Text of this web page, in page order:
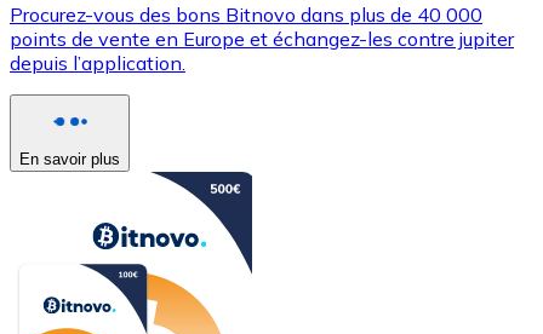
Procurez-vous des bons Bitnovo dans plus de 40 000
points de vente en Europe et échangez-les contre jupiter
depuis l’application.
En savoir plus